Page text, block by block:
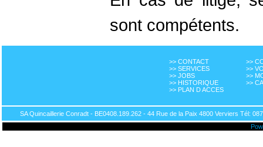
sont compétents.
>> CONTACT
>> SERVICES
>> JOBS
>> HISTORIQUE
>> PLAN D ACCES
>>
>>
>>
>>
SA Quincaillerie Conradt - BE0408.189.262 - 44 Rue de la Paix 4800 Verviers Tél: